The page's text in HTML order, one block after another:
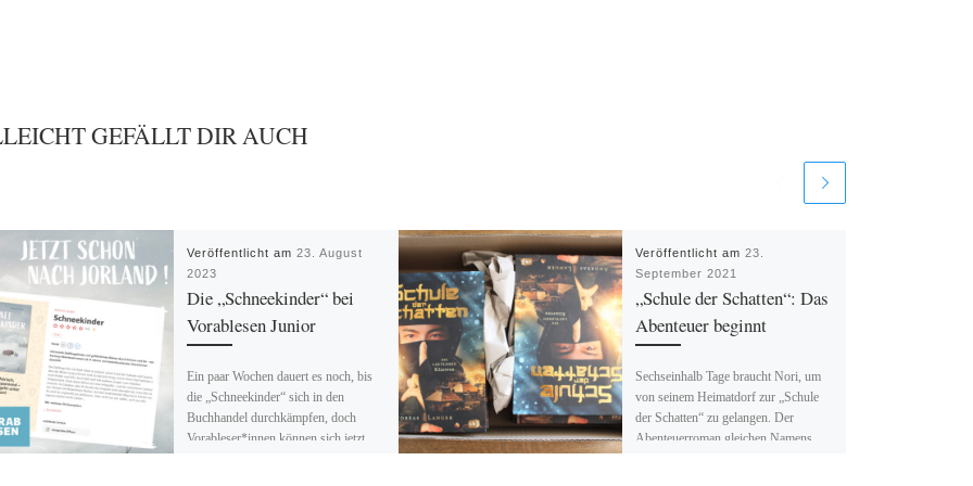
GEFÄLLT DIR AUCH
Veröffentlicht am23. August
2023
Die „Schneekinder“ bei
Vorablesen Junior
Ein paar Wochen dauert es noch, bis
die „Schneekinder“ sich in den
Buchhandel durchkämpfen, doch
Vorableser*innen können sich jetzt
Veröffentlicht am 23.
September 2021
„Schule der Schatten“: Das
Abenteuer beginnt
Sechseinhalb Tage braucht Nori, um
von seinem Heimatdorf zur „Schule
der Schatten“ zu gelangen. Der
Abenteuerroman gleichen Namens